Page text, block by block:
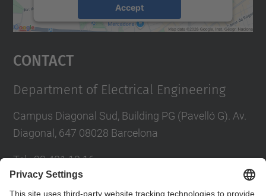
Accept
powered byUsercentrics Consent
Contact
Department of Electrical Engineering
Campus Diagonal Sud, Building PG (Pavelló G). Av.
Diagonal, 647 08028 Barcelona
Tel.:93 401 19 16